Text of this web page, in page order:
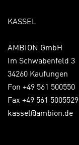
KASSEL
AMBION GmbH
Im Schwabenfeld 3
34260 Kaufungen
Fon +49 561 500550
Fax +49 561 5005529
kassel@ambion.de